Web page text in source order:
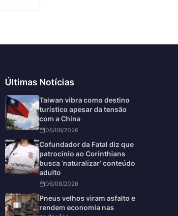
Últimas Notícias
Taiwan vibra como destino
turístico apesar da tensão
com a China
06/08/2026
Cofundador da Fatal diz que
patrocínio ao Corinthians
busca ‘naturalizar’ conteúdo
adulto
06/08/2026
Pneus velhos viram asfalto e
rendem economia nas